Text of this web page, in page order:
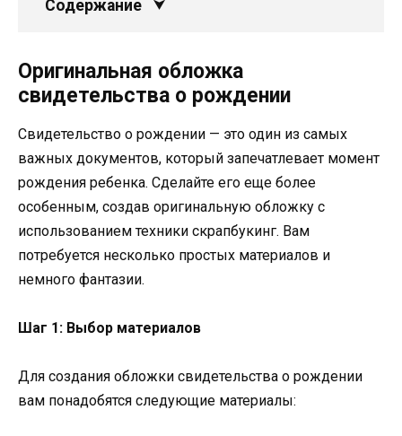
Содержание
Оригинальная обложка
свидетельства о рождении
Свидетельство о рождении — это один из самых
важных документов, который запечатлевает момент
рождения ребенка. Сделайте его еще более
особенным, создав оригинальную обложку с
использованием техники скрапбукинг. Вам
потребуется несколько простых материалов и
немного фантазии.
Шаг 1: Выбор материалов
Для создания обложки свидетельства о рождении
вам понадобятся следующие материалы: